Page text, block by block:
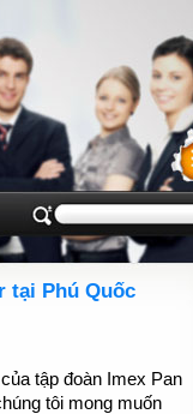
tại Phú Quốc
tập đoàn Imex Pan
tôi mong muốn